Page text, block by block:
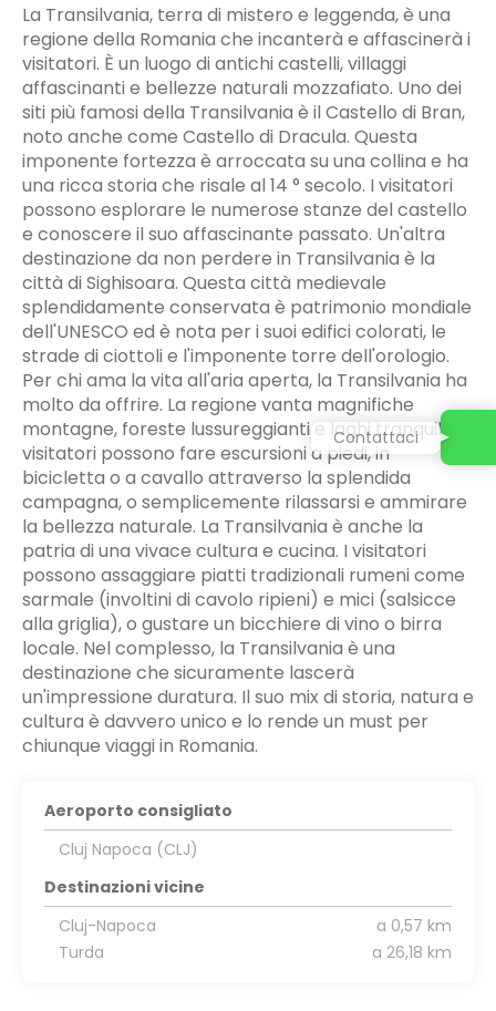
La Transilvania, terra di mistero e leggenda, è una
regione della Romania che incanterà e affascinerà i
visitatori. È un luogo di antichi castelli, villaggi
affascinanti e bellezze naturali mozzafiato. Uno dei
siti più famosi della Transilvania è il Castello di Bran,
noto anche come Castello di Dracula. Questa
imponente fortezza è arroccata su una collina e ha
una ricca storia che risale al 14 ° secolo. I visitatori
possono esplorare le numerose stanze del castello
e conoscere il suo affascinante passato. Un'altra
destinazione da non perdere in Transilvania è la
città di Sighisoara. Questa città medievale
splendidamente conservata è patrimonio mondiale
dell'UNESCO ed è nota per i suoi edifici colorati, le
strade di ciottoli e l'imponente torre dell'orologio.
Per chi ama la vita all'aria aperta, la Transilvania ha
molto da offrire. La regione vanta magnifiche
montagne, foreste lussureggianti e laghi tranquilli. I
visitatori possono fare escursioni a piedi, in
bicicletta o a cavallo attraverso la splendida
campagna, o semplicemente rilassarsi e ammirare
la bellezza naturale. La Transilvania è anche la
patria di una vivace cultura e cucina. I visitatori
possono assaggiare piatti tradizionali rumeni come
sarmale (involtini di cavolo ripieni) e mici (salsicce
alla griglia), o gustare un bicchiere di vino o birra
locale. Nel complesso, la Transilvania è una
destinazione che sicuramente lascerà
un'impressione duratura. Il suo mix di storia, natura e
cultura è davvero unico e lo rende un must per
chiunque viaggi in Romania.
Aeroporto consigliato
Cluj Napoca (CLJ)
Destinazioni vicine
Cluj-Napoca
a 0,57 km
Turda
a 26,18 km
Contattaci